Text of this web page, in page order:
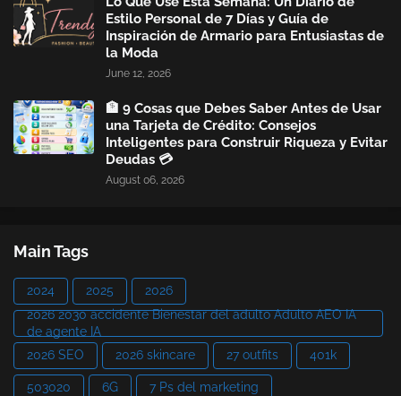
Estilo Personal de 7 Días y Guía de
Inspiración de Armario para Entusiastas de
la Moda
June 12, 2026
🏦 9 Cosas que Debes Saber Antes de Usar
una Tarjeta de Crédito: Consejos
Inteligentes para Construir Riqueza y Evitar
Deudas 💳
August 06, 2026
Main Tags
2024 2025
2026
2026 2030 accidente Bienestar del adulto Adulto AEO IA
de agente IA
2026 SEO
2026 skincare 27 outfits 401k
503020 6G 7 Ps del marketing